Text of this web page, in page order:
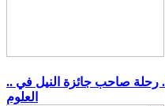
.. مين هو د. أحمد يوسف أحمد؟.. رحلة صاحب جائزة النيل في
العلوم